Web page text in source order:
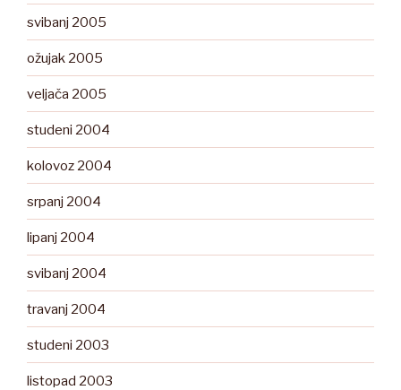
svibanj 2005
ožujak 2005
veljača 2005
studeni 2004
kolovoz 2004
srpanj 2004
lipanj 2004
svibanj 2004
travanj 2004
studeni 2003
listopad 2003